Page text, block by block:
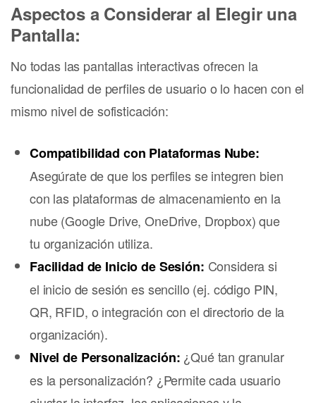
Aspectos a Considerar al Elegir una
Pantalla:
No todas las pantallas interactivas ofrecen la
funcionalidad de perfiles de usuario o lo hacen con el
mismo nivel de sofisticación:
Compatibilidad con Plataformas Nube:
Asegúrate de que los perfiles se integren bien
con las plataformas de almacenamiento en la
nube (Google Drive, OneDrive, Dropbox) que
tu organización utiliza.
Facilidad de Inicio de Sesión: Considera si
el inicio de sesión es sencillo (ej. código PIN,
QR, RFID, o integración con el directorio de la
organización).
Nivel de Personalización: ¿Qué tan granular
es la personalización? ¿Permite cada usuario